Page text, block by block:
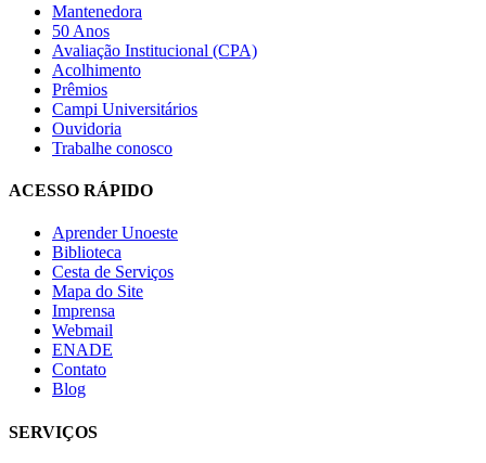
Mantenedora
50 Anos
Avaliação Institucional (CPA)
Acolhimento
Prêmios
Campi Universitários
Ouvidoria
Trabalhe conosco
ACESSO RÁPIDO
Aprender Unoeste
Biblioteca
Cesta de Serviços
Mapa do Site
Imprensa
Webmail
ENADE
Contato
Blog
SERVIÇOS